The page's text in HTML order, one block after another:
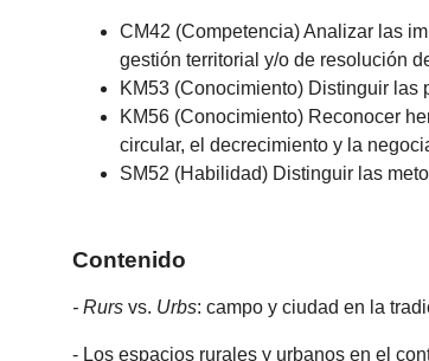
CM42 (Competencia) Analizar las
gestión territorial y/o de resolución
KM53 (Conocimiento) Distinguir
KM56 (Conocimiento) Reconocer
circular, el decrecimiento y la
SM52 (Habilidad) Distinguir las
Contenido
- Rurs vs. Urbs: campo y ciudad en la
- Los espacios rurales y urbanos en el